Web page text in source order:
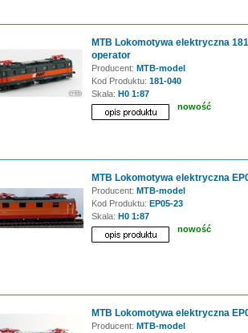
MTB Lokomotywa elektryczna
operator
Producent: MTB-model
Kod Produktu: 181-040
Skala: H0 1:87
nowość
MTB Lokomotywa elektryczna
Producent: MTB-model
Kod Produktu: EP05-23
Skala: H0 1:87
nowość
MTB Lokomotywa elektryczna
Producent: MTB-model